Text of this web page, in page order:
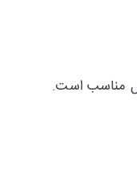
مناسب است.